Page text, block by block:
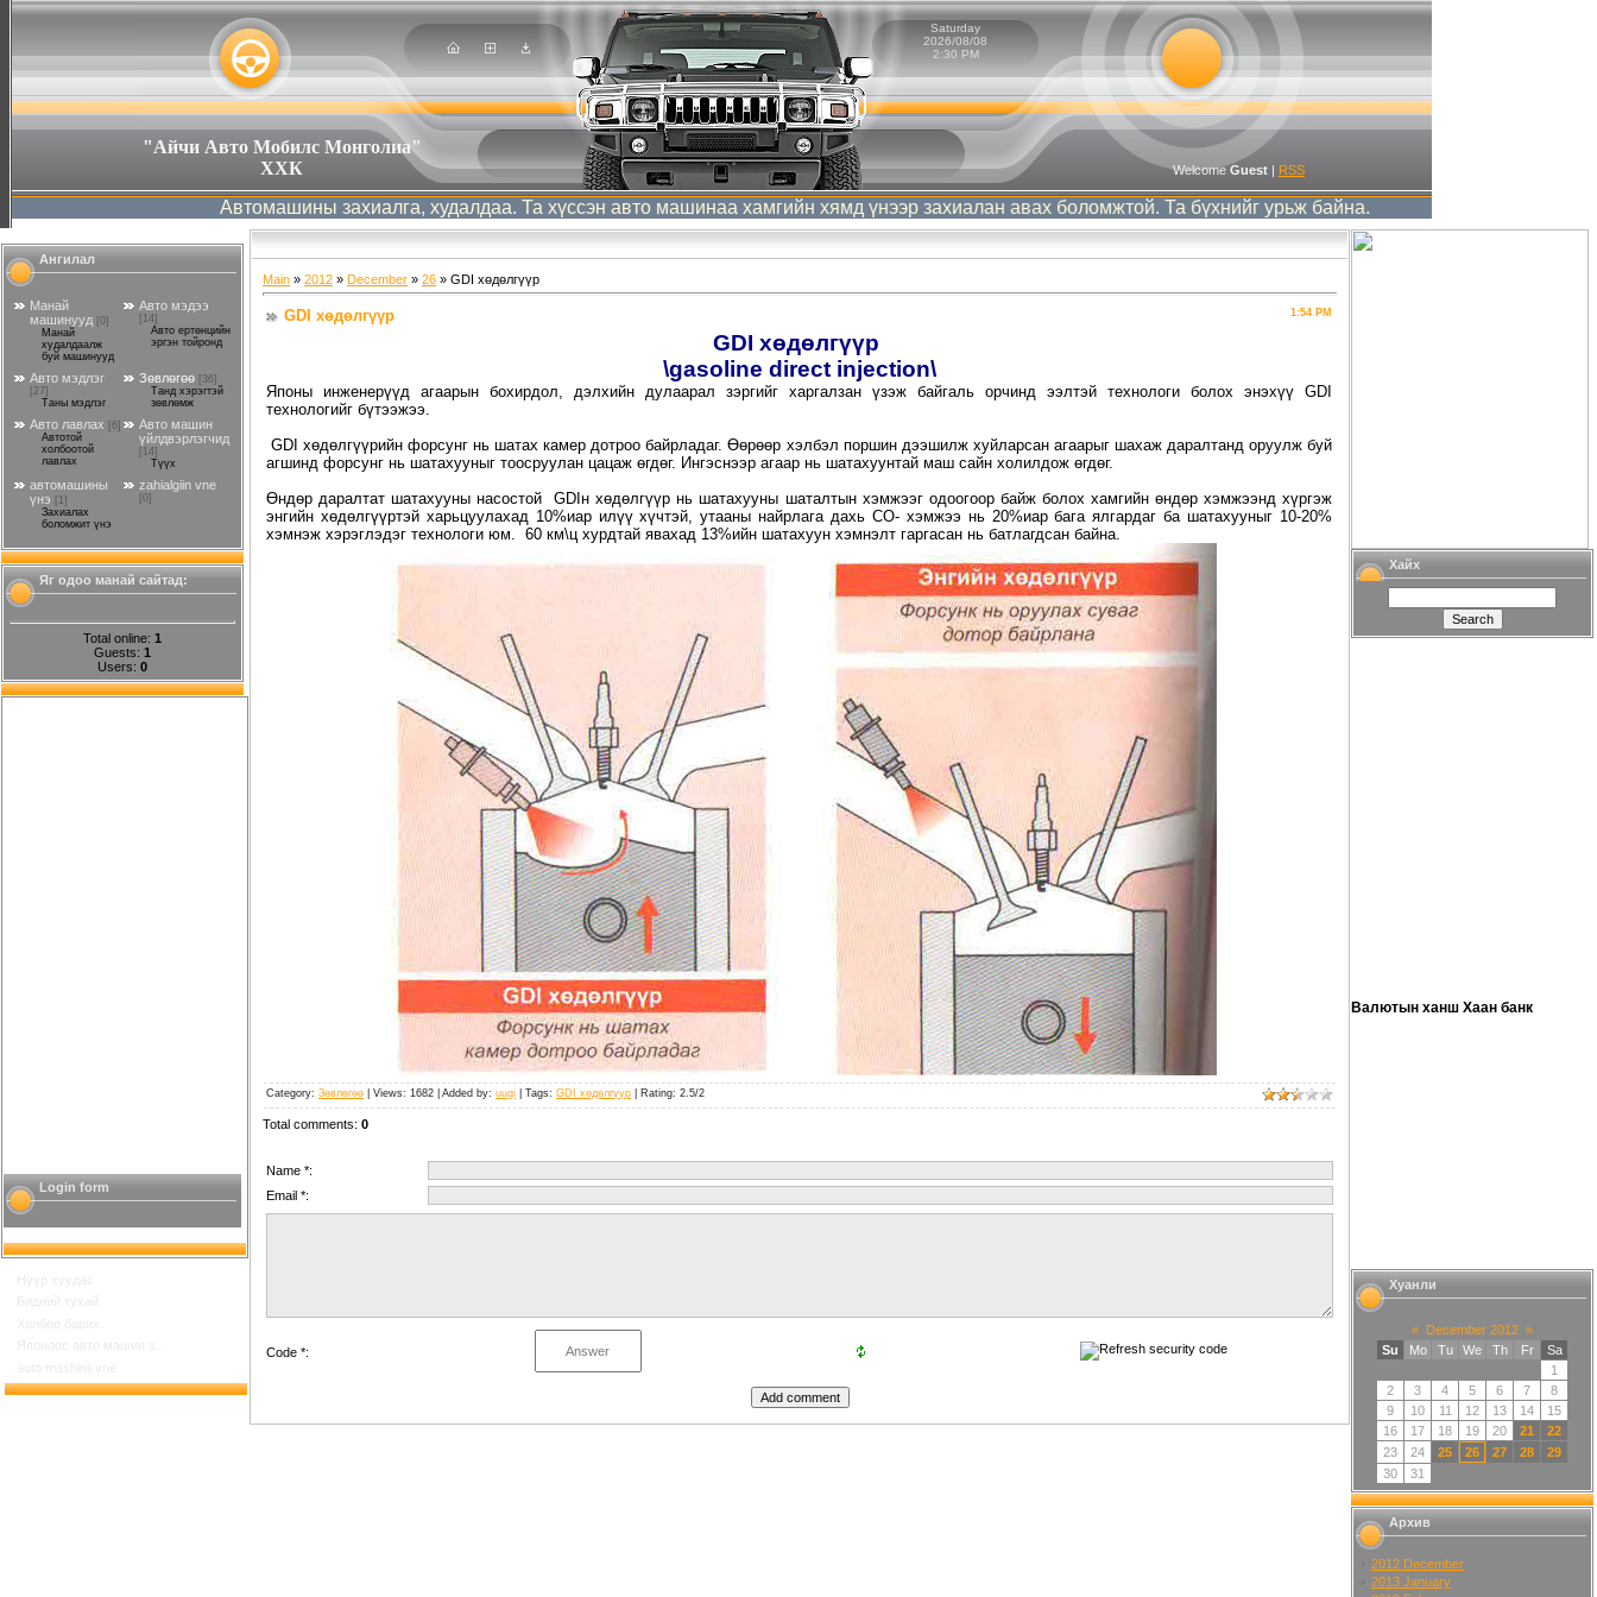
"Айчи Авто Мобилс Монголиа"
ХХК
Saturday
2026/08/08
2:30 PM
Welcome Guest | RSS
Автомашины захиалга, худалдаа. Та хүссэн авто машинаа хамгийн хямд үнээр захиалан авах боломжтой. Та бүхнийг урьж байна.
Ангилал
Манай
машинууд [0]
Манай
худалдаалж
буй машинууд
Авто мэдээ
[14]
Авто ертөнцийн
эргэн тойронд
Авто мэдлэг
[27]
Таны мэдлэг
Зөвлөгөө
[36]
Танд хэрэгтэй
зөвлөмж
Авто лавлах
[6]
Автотой
холбоотой
лавлах
Авто машин
үйлдвэрлэгчид
[14]
Түүх
автомашины
үнэ
[1]
Захиалах
боломжит үнэ
zahialgiin vne
[0]
Яг одоо манай сайтад:
Total online: 1
Guests: 1
Users: 0
Login form
Нүүр хуудас
Бидний тухай
Холбоо барих
Японоос авто машин з...
auto mashinii vne
Main » 2012 » December » 26 » GDI хөдөлгүүр
1:54 PM
GDI хөдөлгүүр
GDI хөдөлгүүр
\gasoline direct injection\
Японы инженерүүд агаарын бохирдол, дэлхийн дулаарал зэргийг харгалзан үзэж байгаль орчинд ээлтэй технологи болох энэхүү GDI
технологийг бүтээжээ.
GDI хөдөлгүүрийн форсунг нь шатах камер дотроо байрладаг. Өөрөөр хэлбэл поршин дээшилж хуйларсан агаарыг шахаж даралтанд оруулж буй
агшинд форсунг нь шатахууныг тоосруулан цацаж өгдөг. Ингэснээр агаар нь шатахуунтай маш сайн холилдож өгдөг.
Өндөр даралтат шатахууны насостой GDIн хөдөлгүүр нь шатахууны шаталтын хэмжээг одоогоор байж болох хамгийн өндөр хэмжээнд хүргэж
энгийн хөдөлгүүртэй харьцуулахад 10%иар илүү хүчтэй, утааны найрлага дахь CO- хэмжээ нь 20%иар бага ялгардаг ба шатахууныг 10-20%
хэмнэж хэрэглэдэг технологи юм. 60 км\ц хурдтай явахад 13%ийн шатахуун хэмнэлт гаргасан нь батлагдсан байна.
Category: Зөвлөгөө Views: 1682 | Added by: uugi Tags: GDI хөдөлгүүр Rating: 2.5/2
Total comments: 0
Name *:
Email *:
Code *:
Хайх
Валютын ханш Хаан банк
Хуанли
« December 2012 »
Su
Mo Tu We Th Fr
Sa
1
2
3 4 5 6 7
8
9
10 11 12 13 14
15
16
17 18 19 20 21
22
23
24 25 26 27 28
29
30
31
Архив
2012 December
2013 January